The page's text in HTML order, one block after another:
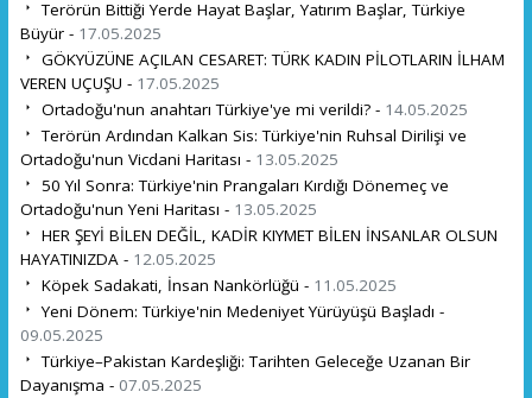
Terörün Bittiği Yerde Hayat Başlar, Yatırım Başlar, Türkiye
Büyür - 17.05.2025
GÖKYÜZÜNE AÇILAN CESARET: TÜRK KADIN PİLOTLARIN İLHAM
VEREN UÇUŞU - 17.05.2025
Ortadoğu'nun anahtarı Türkiye'ye mi verildi? - 14.05.2025
Terörün Ardından Kalkan Sis: Türkiye'nin Ruhsal Dirilişi ve
Ortadoğu'nun Vicdani Haritası - 13.05.2025
50 Yıl Sonra: Türkiye'nin Prangaları Kırdığı Dönemeç ve
Ortadoğu'nun Yeni Haritası - 13.05.2025
HER ŞEYİ BİLEN DEĞİL, KADİR KIYMET BİLEN İNSANLAR OLSUN
HAYATINIZDA - 12.05.2025
Köpek Sadakati, İnsan Nankörlüğü - 11.05.2025
Yeni Dönem: Türkiye'nin Medeniyet Yürüyüşü Başladı -
09.05.2025
Türkiye–Pakistan Kardeşliği: Tarihten Geleceğe Uzanan Bir
Dayanışma - 07.05.2025